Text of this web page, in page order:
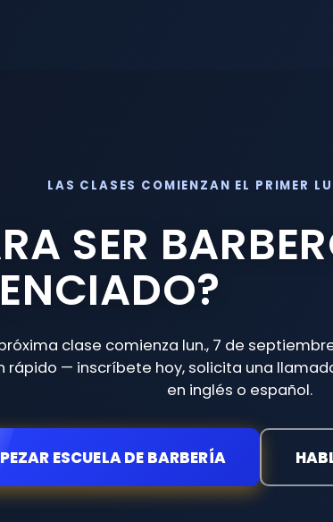
LAS CLASES COMIENZAN EL PRIMER
SER
clase comienza lun., 7 de
rápido — inscríbete hoy, solicita una
en inglés o español.
ESCUELA DE BARBERÍA